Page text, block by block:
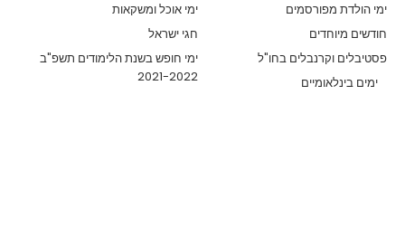
ימי אוכל ומשקאות
ימי הולדת מפורסמים
חגי ישראל
חודשים מיוחדים
ימי חופש בשנת הלימודים תשפ"ב
2021-2022
פסטיבלים וקרנבלים בחו"ל
ימים בינלאומיים